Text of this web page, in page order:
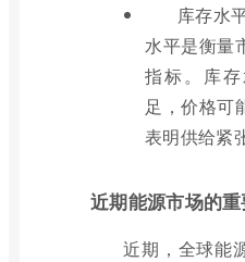
库存水
水平是衡量
指标。库
足，价格可
表明供给紧
近期能源市场的
近期，全球能